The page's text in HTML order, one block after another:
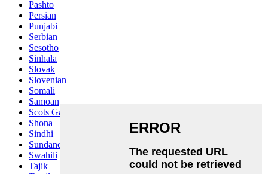
Pashto
Persian
Punjabi
Serbian
Sesotho
Sinhala
Slovak
Slovenian
Somali
Samoan
Scots Gaelic
Shona
Sindhi
Sundanese
Swahili
Tajik